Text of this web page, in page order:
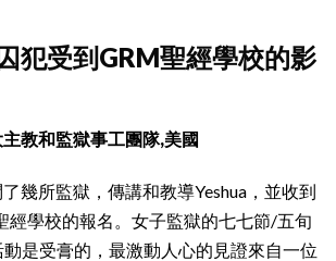
犯受到GRM聖經學校的影
教和監獄事工團隊,美國
幾所監獄，傳講和教導Yeshua，並收到
經學校的報名。女子監獄的七七節/五旬
動是受膏的，最激動人心的見證來自一位